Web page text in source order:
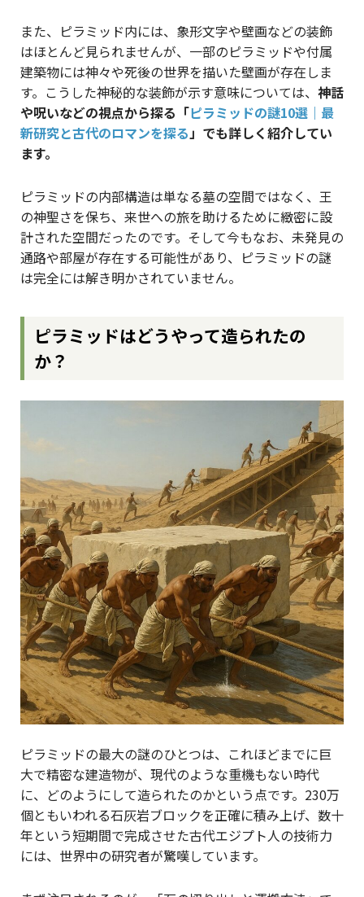
また、ピラミッド内には、象形文字や壁画などの装飾
はほとんど見られませんが、一部のピラミッドや付属
建築物には神々や死後の世界を描いた壁画が存在しま
す。こうした神秘的な装飾が示す意味については、 神話
や呪いなどの視点から探る「ピラミッドの謎10選｜最
新研究と古代のロマンを探る 」でも詳しく紹介してい
ます。
ピラミッドの内部構造は単なる墓の空間ではなく、王
の神聖さを保ち、来世への旅を助けるために緻密に設
計された空間だったのです。そして今もなお、未発見の
通路や部屋が存在する可能性があり、ピラミッドの謎
は完全には解き明かされていません。
ピラミッドはどうやって造られたの
か？
ピラミッドの最大の謎のひとつは、これほどまでに巨
大で精密な建造物が、現代のような重機もない時代
に、どのようにして造られたのかという点です。230万
個ともいわれる石灰岩ブロックを正確に積み上げ、数十
年という短期間で完成させた古代エジプト人の技術力
には、世界中の研究者が驚嘆しています。